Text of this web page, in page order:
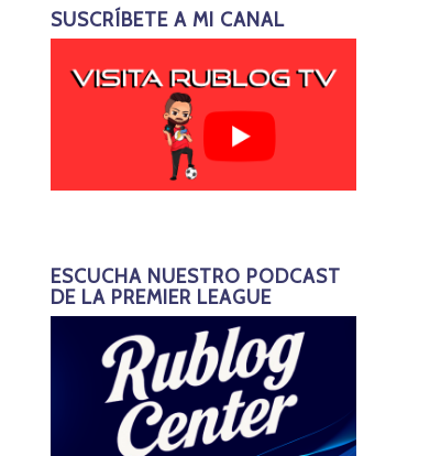
SUSCRÍBETE A MI CANAL
ESCUCHA NUESTRO PODCAST
DE LA PREMIER LEAGUE